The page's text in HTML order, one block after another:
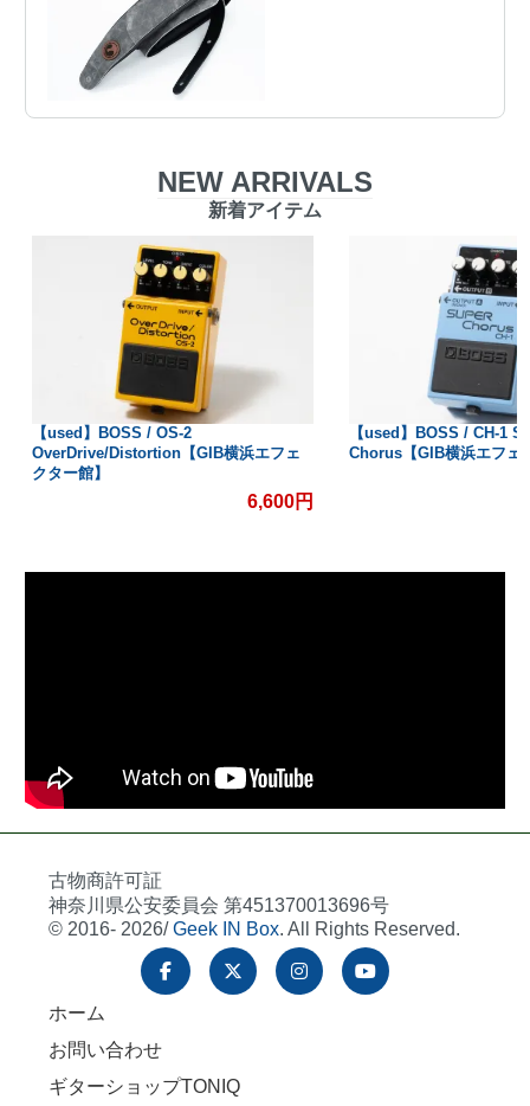
NEW ARRIVALS
新着アイテム
【used】BOSS / OS-2
OverDrive/Distortion【GIB横浜エフェ
クター館】
6,600円
【used】BOSS / CH-1
Chorus【GIB横浜エフェ
古物商許可証
神奈川県公安委員会 第451370013696号
© 2016- 2026/Geek IN Box. All Rights Reserved.
ホーム
お問い合わせ
ギターショップTONIQ